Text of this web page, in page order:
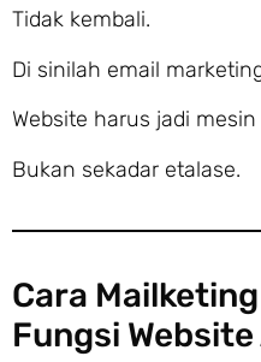
Tidak kembali.
Di sinilah email
Website harus jadi
Bukan sekadar etalase.
Cara
Fungsi Website